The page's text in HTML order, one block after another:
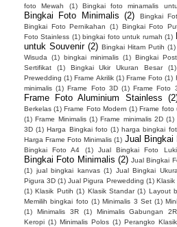
foto Mewah
(1) Bingkai foto minamalis
Bingkai Foto Minimalis (2) Bingkai
Bingkai Foto Pernikahan
(1) Bingkai Foto
Foto Stainless (1) bingkai foto untuk rumah (1)
untuk Souvenir (2) Bingkai Hitam Putih (1)
Wisuda
(1) bingkai minimalis (1) Bingkai
Sertifikat
(1) Bingkai Ukir Ukuran Besar (1)
Prewedding (1) Frame Akrilik (1) Frame Foto (1)
minimalis (1) Frame Foto 3D (1) Frame Foto
Frame Foto Aluminium Stainless
Berkelas (1) Frame Foto Modern (1) Frame foto
(1) Frame Minimalis (1) Frame minimalis 2D (1)
3D (1) Harga Bingkai foto (1) harga bingkai
Harga Frame Foto Minimalis (1) Jual Bingkai
Bingkai Foto A4
(1) Jual Bingkai Foto
Bingkai Foto Minimalis (2) Jual Bingkai
(1) jual bingkai kanvas (1) Jual Bingkai
Pigura 3D (1) Jual Pigura Prewedding (1) Klasik
(1) Klasik Putih (1) Klasik Standar (1) Layout
Memilih bingkai foto (1) Minimalis 3 Set (1)
(1)
Minimalis 3R (1) Minimalis Gabungan 2R
Keropi (1) Minimalis Polos (1) Perangko Klasik